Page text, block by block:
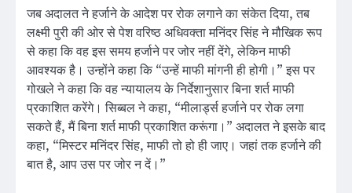
जब अदालत ने हर्जाने के आदेश पर रोक लगाने का संकेत दिया, तब
लक्ष्मी पुरी की ओर से पेश वरिष्ठ अधिवक्ता मनिंदर सिंह ने मौखिक रूप
से कहा कि वह इस समय हर्जाने पर जोर नहीं देंगे, लेकिन माफी
आवश्यक है। उन्होंने कहा कि “उन्हें माफी मांगनी ही होगी।” इस पर
गोखले ने कहा कि वह न्यायालय के निर्देशानुसार बिना शर्त माफी
प्रकाशित करेंगे। सिब्बल ने कहा, “मीलार्ड्स हर्जाने पर रोक लगा
सकते हैं, मैं बिना शर्त माफी प्रकाशित करूंगा।” अदालत ने इसके बाद
कहा, “मिस्टर मनिंदर सिंह, माफी तो हो ही जाए। जहां तक हर्जाने की
बात है, आप उस पर जोर न दें।”